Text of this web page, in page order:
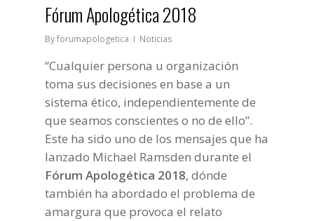
Fórum Apologética 2018
Byforumapologetica Noticias
“Cualquier persona u organización
toma sus decisiones en base a un
sistema ético, independientemente de
que seamos conscientes o no de ello”.
Este ha sido uno de los mensajes que ha
lanzado Michael Ramsden durante el
Fórum Apologética 2018, dónde
también ha abordado el problema de
amargura que provoca el relato